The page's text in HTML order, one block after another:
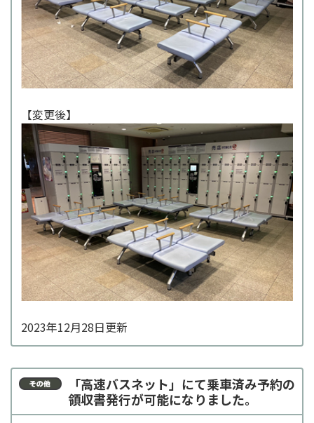
【変更後】
2023年12月28日更新
「高速バスネット」にて乗車済み予約の
領収書発行が可能になりました。